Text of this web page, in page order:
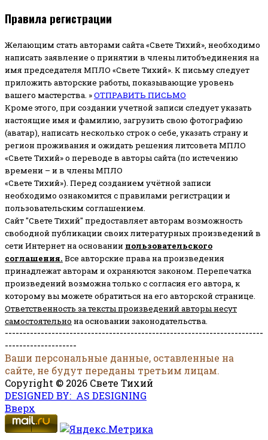
Правила регистрации
Желающим стать авторами сайта «Свете Тихий», необходимо
написать заявление о принятии в члены литобъединения на
имя председателя МПЛО «Свете Тихий». К письму следует
приложить авторские работы, показывающие уровень
вашего мастерства. »ОТПРАВИТЬ ПИСЬМО
Кроме этого, при создании учетной записи следует указать
настоящие имя и фамилию, загрузить свою фотографию
(аватар), написать несколько строк о себе, указать страну и
регион проживания и ожидать решения литсовета МПЛО
«Свете Тихий» о переводе в авторы сайта (по истечению
времени – и в члены МПЛО
«Свете Тихий»). Перед созданием учётной записи
необходимо ознакомится с правилами регистрации и
пользовательским соглашением.
Сайт "Свете Тихий" предоставляет авторам возможность
свободной публикации своих литературных произведений в
сети Интернет на основании пользовательского
соглашения. Все авторские права на произведения
принадлежат авторам и охраняются законом. Перепечатка
произведений возможна только с согласия его автора, к
которому вы можете обратиться на его авторской странице.
Ответственность за тексты произведений авторы несут
самостоятельно на основании законодательства.
------------------------------------------------------------------------
--------------------
Ваши персональные данные, оставленные на
сайте, не будут переданы третьим лицам.
Copyright © 2026 Свете Тихий
DESIGNED BY: AS DESIGNING
Вверх